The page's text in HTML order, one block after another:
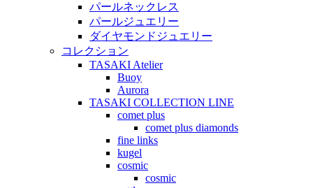
パールネックレス
パールジュエリー
ダイヤモンドジュエリー
コレクション
TASAKI Atelier
Buoy
Aurora
TASAKI COLLECTION LINE
comet plus
comet plus diamonds
fine links
kugel
cosmic
cosmic